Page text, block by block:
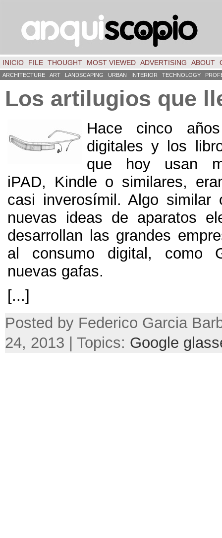
INICIO FILE THOUGHT MOST VIEWED ADVERTISING ABOUT
ARCHITECTURE ART LANDSCAPING URBAN INTERIOR TECHNOLOGY
Los artilugios que
Hace cinco
digitales y los
que hoy usan
iPAD, Kindle o similares,
casi inverosímil .Algo similar
nuevas ideas de aparatos
desarrollan las grandes
al consumo digital , como
nuevas gafas.
[...]
Posted by Federico Garcia
24, 2013 | Topics: Google